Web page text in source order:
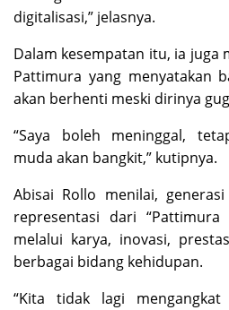
digitalisasi,” jelasnya.
Dalam kesempatan itu, ia juga
Pattimura yang menyatakan
akan berhenti meski dirinya
“Saya boleh meninggal,
muda akan bangkit,” kutipnya.
Abisai Rollo menilai,
representasi dari
melalui karya, inovasi,
berbagai bidang kehidupan.
“Kita tidak lagi